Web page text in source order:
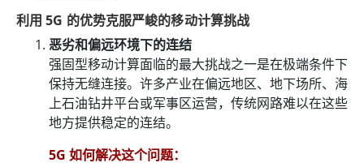
利用 5G 的优势克服严峻的移动计算挑战
恶劣和偏远环境下的连结
强固型移动计算面临的最大挑战之一是在极端条件下
保持无缝连接。许多产业在偏远地区、地下场所、海
上石油钻井平台或军事区运营，传统网路难以在这些
地方提供稳定的连结。
5G 如何解决这个问题：